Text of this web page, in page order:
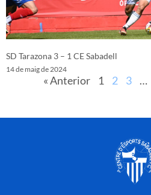
SD Tarazona 3 – 1 CE Sabadell
14 de maig de 2024
« Anterior 1 2 3 …